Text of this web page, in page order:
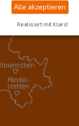
Alle akzeptieren
Realisiert mit Klaro!